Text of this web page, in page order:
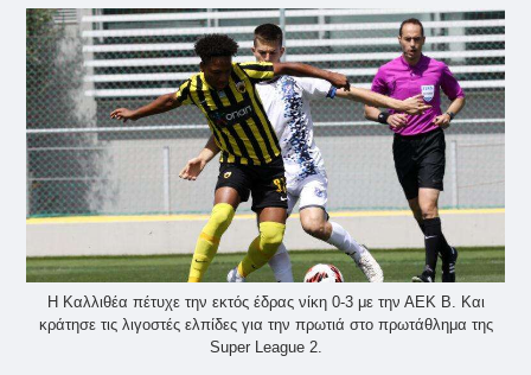
Η Καλλιθέα πέτυχε την εκτός έδρας νίκη 0-3 με την ΑΕΚ Β. Και
κράτησε τις λιγοστές ελπίδες για την πρωτιά στο πρωτάθλημα της
Super League 2.